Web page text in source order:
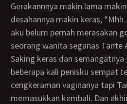
Gerakannnya makin lama makin cepat dan
desahannya makin keras,
aku belum pernah merasakan
seorang wanita seganas Tante
Saking keras dan semangatnya goyangan Tante Anis,
beberapa kali penisku sempat
cengkeraman vaginanya tapi
memasukkan kembali. Dan